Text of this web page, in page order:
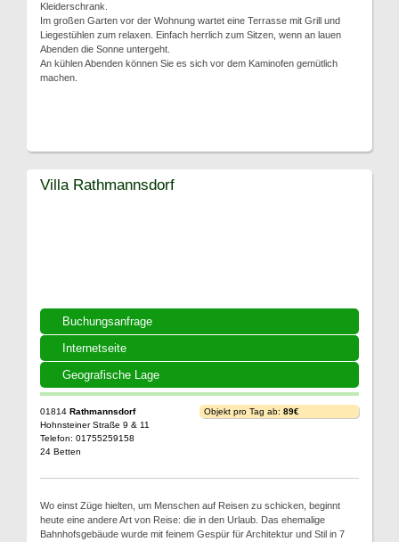
Kleiderschrank.
Im großen Garten vor der Wohnung wartet eine Terrasse mit Grill und
Liegestühlen zum relaxen. Einfach herrlich zum Sitzen, wenn an lauen
Abenden die Sonne untergeht.
An kühlen Abenden können Sie es sich vor dem Kaminofen gemütlich
machen.
Buchungsanfrage
Internetseite
Geografische Lage
Villa Rathmannsdorf
01814 Rathmannsdorf
Hohnsteiner Straße 9 & 11
Telefon: 01755259158
24 Betten
Objekt pro Tag ab: 89€
Wo einst Züge hielten, um Menschen auf Reisen zu schicken, beginnt
heute eine andere Art von Reise: die in den Urlaub. Das ehemalige
Bahnhofsgebäude wurde mit feinem Gespür für Architektur und Stil in 7